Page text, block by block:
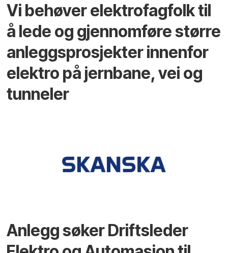
Vi behøver elektrofagfolk til
å lede og gjennomføre større
anleggsprosjekter innenfor
elektro på jernbane, vei og
tunneler
Anlegg søker Driftsleder